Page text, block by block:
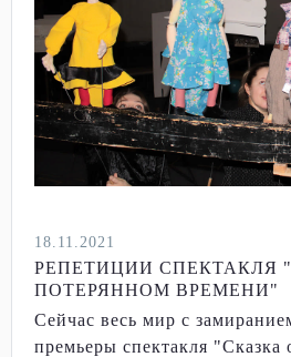
18.11.2021
РЕПЕТИЦИИ СПЕКТАКЛЯ
ПОТЕРЯННОМ ВРЕМЕНИ"
Сейчас весь мир с
премьеры спектакля "Сказка